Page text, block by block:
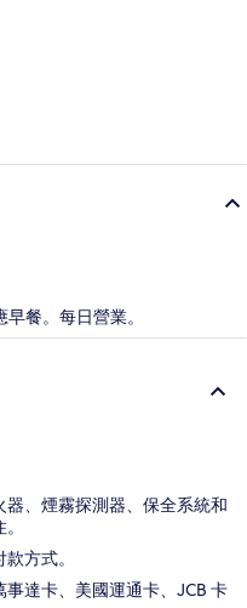
餐。每日營業。
、煙霧探測器、保全系統和
方式。
達卡、美國運通卡、JCB 卡